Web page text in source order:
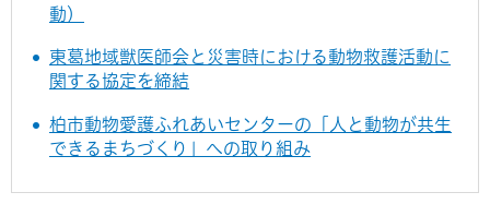
動）
東葛地域獣医師会と災害時における動物救護活動に
関する協定を締結
柏市動物愛護ふれあいセンターの「人と動物が共生
できるまちづくり」への取り組み